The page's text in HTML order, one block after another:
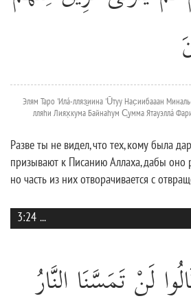
Элям Таро 'Илá-лляз̱иина 'Ūтуу Нас̣иибааан
лляhи Лиях̣кума Байнаhум С̱умма Ятауэллá
Разве ты не видел, что тех, кому была
призывают к Писанию Аллаха, дабы оно
но часть из них отворачивается с
3:24 ...
لَنْ تَمَسَّنَا النَّارُ